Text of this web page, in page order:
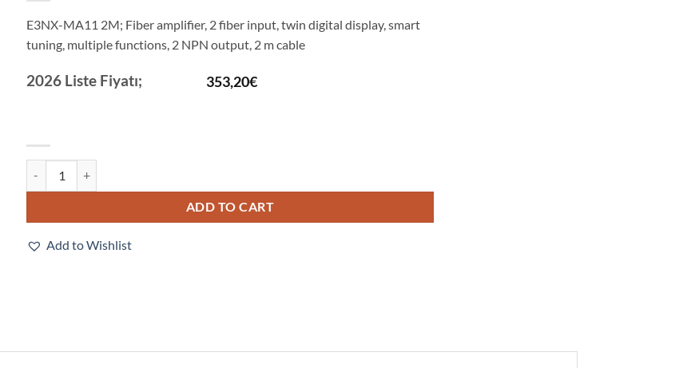
E3NX-MA11 2M; Fiber amplifier, 2 fiber input, twin digital display, smart
tuning, multiple functions, 2 NPN output, 2 m cable
2026 Liste Fiyatı; 353,20€
ADD TO CART
Add to Wishlist